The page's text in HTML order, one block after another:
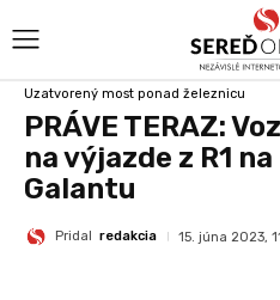
Uzatvorený most ponad železnicu
PRÁVE TERAZ:
na výjazde z R1
Galantu
Pridal redakcia 15. júna 2023,